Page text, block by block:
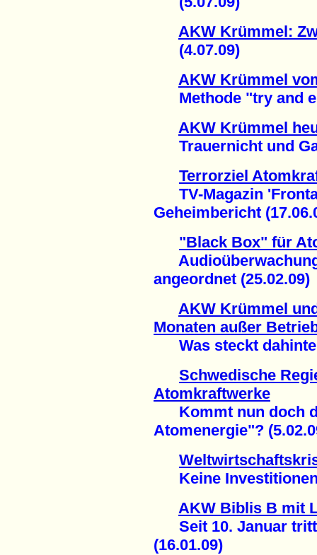
AKW Krümmel:
(4.07.09)
AKW Krümmel
Methode "try and
AKW Krümmel
Trauernicht und
Terrorziel
TV-Magazin
Geheimbericht
"Black Box" für
angeordnet (25.02.09)
AKW Krümmel
Monaten außer
Was steckt
Schwedische
Atomkraftwerke
Kommt nun doch
Atomenergie"?
Keine Investitionen
AKW Biblis B mit
Seit 10. Januar tritt
(16.01.09)